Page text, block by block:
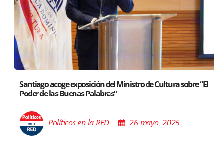
Santiago acoge exposición del Ministro de Cultura sobre “El
Poder de las Buenas Palabras”
Políticos en la RED 26 mayo, 2025